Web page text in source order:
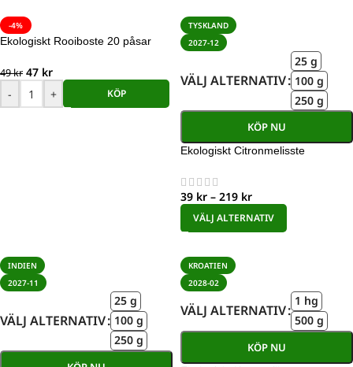
-4%
Ekologiskt Rooiboste 20 påsar
49kr 47 kr
-
+ KÖP
TYSKLAND
2027-12
VÄLJ ALTERNATIV
25 g
100 g
250 g
KÖP NU
Ekologiskt Citronmelisste
39 kr – 219 kr
VÄLJ ALTERNATIV
INDIEN
2027-11
VÄLJ ALTERNATIV
25 g
100 g
250 g
KROATIEN
2028-02
VÄLJ ALTERNATIV
1 hg
500 g
KÖP NU